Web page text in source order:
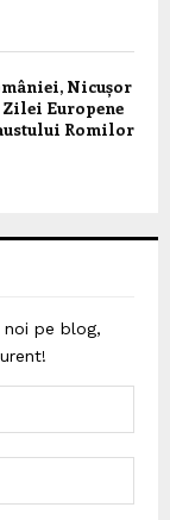
Nicușor
Europene
Romilor
pe blog,